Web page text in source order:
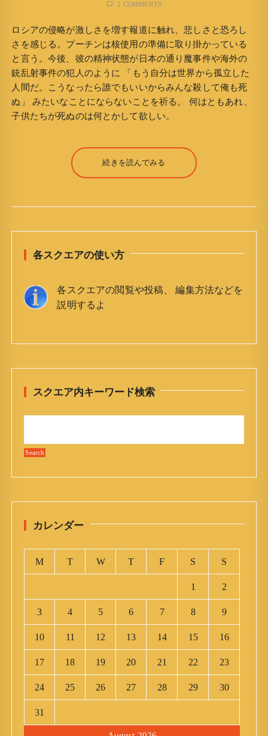
2 COMMENTS
ロシアの侵略が激しさを増す報道に触れ、悲しさと恐ろし
さを感じる。プーチンは核使用の準備に取り掛かっている
と言う。今後、彼の精神状態が日本の通り魔事件や海外の
銃乱射事件の犯人のように 「もう自分は世界から孤立した
人間だ。こうなったら誰でもいいからみんな殺して俺も死
ぬ」 みたいなことにならないことを祈る。 何はともあれ、
子供たちが死ぬのは何とかして欲しい。
続きを読んでみる
各スクエアの使い方
各スクエアの閲覧や投稿、 編集方法などを
説明するよ
スクエア内キーワード検索
カレンダー
M T W T F S S
1 2
3 4 5 6 7 8 9
10 11 12 13 14 15 16
17 18 19 20 21 22 23
24 25 26 27 28 29 30
31